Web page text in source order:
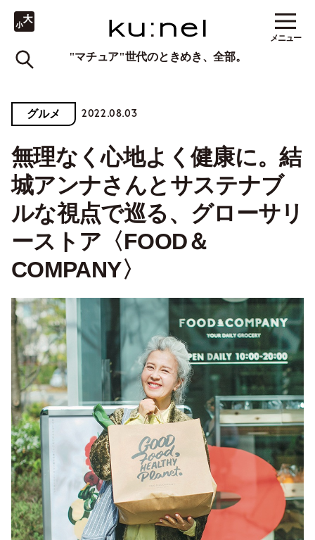
"マチュア"世代のときめき、全部。
メニュー
グルメ 2022.08.03
無理なく心地よく健康に。結
城アンナさんとサステナブ
ルな視点で巡る、グローサリ
ーストア〈FOOD＆
COMPANY〉